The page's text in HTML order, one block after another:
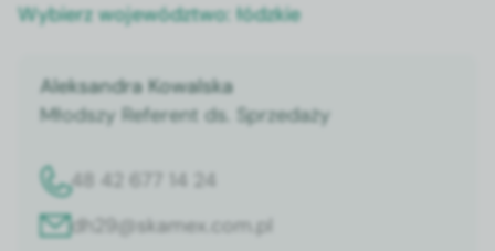
Wybierz województwo:łódzkie
Aleksandra Kowalska
Młodszy Referent ds. Sprzedaży
48 42 677 14 24
dh29@skamex.com.pl